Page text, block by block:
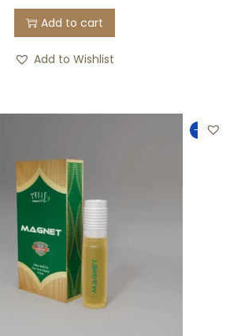
Add to cart
Add to Wishlist
-33%